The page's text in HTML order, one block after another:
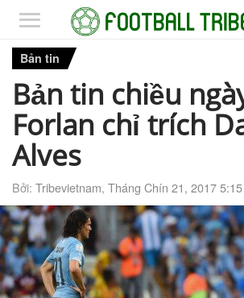
Bản tin
Bản tin chiều
Forlan chỉ trích
Alves
Bởi: Tribevietnam, Tháng Chín 21, 2017